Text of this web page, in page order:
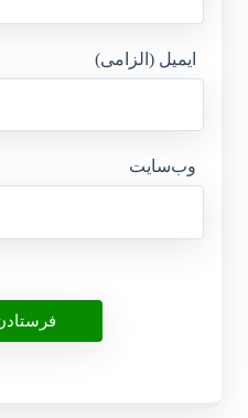
ایمیل (الزامی)
وب‌سایت